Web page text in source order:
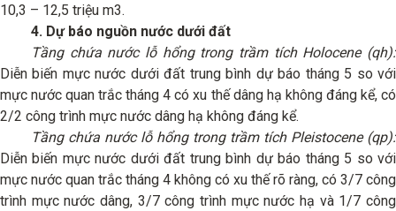
10,3 – 12,5 triệu m3.
4. Dự báo nguồn nước dưới đất
Tầng chứa nước lỗ hổng trong trầm tích Holocene (qh):
Diễn biến mực nước dưới đất trung bình dự báo tháng 5 so với
mực nước quan trắc tháng 4 có xu thế dâng hạ không đáng kể, có
2/2 công trình mực nước dâng hạ không đáng kể.
Tầng chứa nước lỗ hổng trong trầm tích Pleistocene (qp):
Diễn biến mực nước dưới đất trung bình dự báo tháng 5 so với
mực nước quan trắc tháng 4 không có xu thế rõ ràng, có 3/7 công
trình mực nước dâng, 3/7 công trình mực nước hạ và 1/7 công